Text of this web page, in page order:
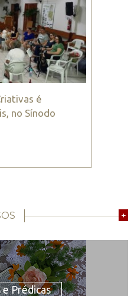
é
no Sínodo
+
Prédicas